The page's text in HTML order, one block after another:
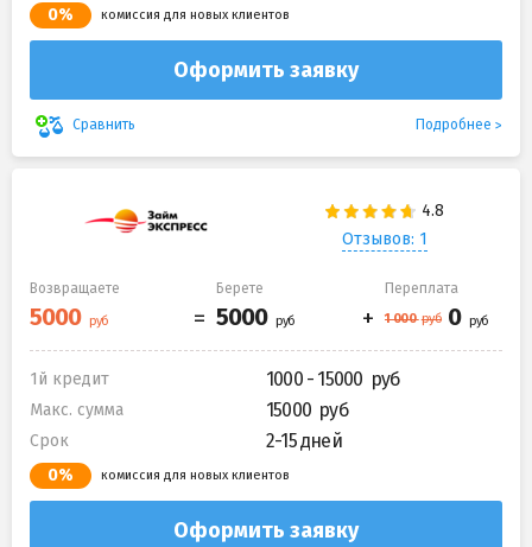
0% комиссия для новых клиентов
Оформить заявку
Сравнить Подробнее
Отзывов: 1
Возвращаете Берете Переплата
1й кредит 1000 - 15000
Макс. сумма 15000
Срок 2-15 дней
0% комиссия для новых клиентов
Оформить заявку